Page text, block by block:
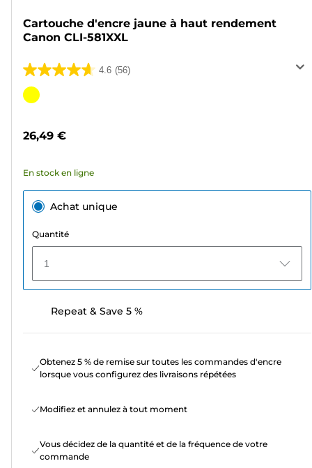
Cartouche d'encre jaune à haut rendement
Canon CLI-581XXL
4.6 (56)
4.6
sur
56
Cartouche
26,49 €
En stock en ligne
Achat unique
Quantité
1
Repeat & Save 5 %
Obtenez 5 % de remise sur toutes les commandes d'encre
lorsque vous configurez des livraisons répétées
Modifiez et annulez à tout moment
Vous décidez de la quantité et de la fréquence de votre
commande